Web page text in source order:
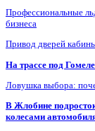
Профессиональные
бизнеса
Привод дверей
На трассе под
Ловушка выбора:
В Жлобине
колесами